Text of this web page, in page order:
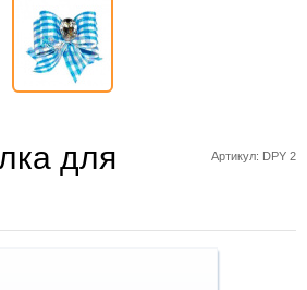
Артикул: DPY 2
для